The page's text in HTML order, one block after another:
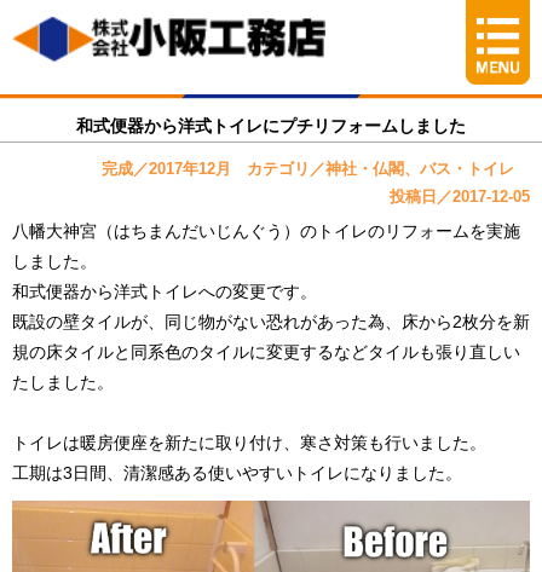
和式便器から洋式トイレにプチリフォームしました
完成／2017年12月 カテゴリ／神社・仏閣、バス・トイレ
投稿日／2017-12-05
八幡大神宮（はちまんだいじんぐう）のトイレのリフォームを実施
しました。
和式便器から洋式トイレへの変更です。
既設の壁タイルが、同じ物がない恐れがあった為、床から2枚分を新
規の床タイルと同系色のタイルに変更するなどタイルも張り直しい
たしました。
トイレは暖房便座を新たに取り付け、寒さ対策も行いました。
工期は3日間、清潔感ある使いやすいトイレになりました。